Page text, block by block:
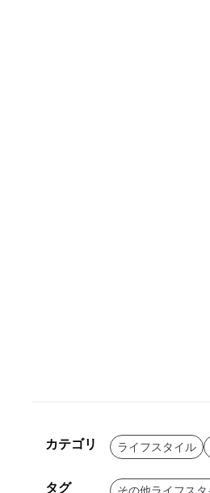
カテゴリ ライフスタイル
タグ